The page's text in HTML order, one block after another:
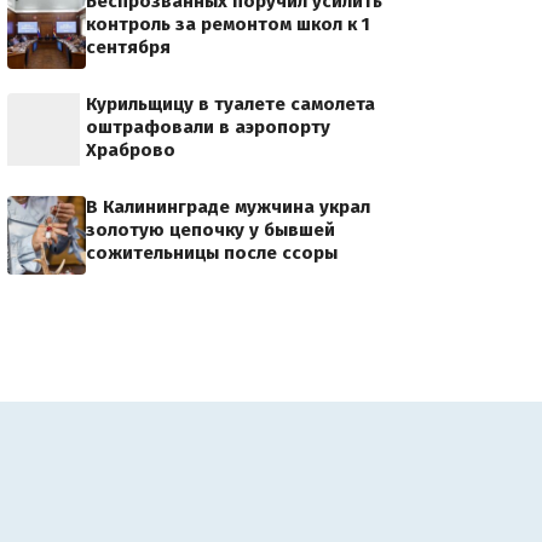
контроль за ремонтом школ к 1
сентября
Курильщицу в туалете самолета
оштрафовали в аэропорту
Храброво
В Калининграде мужчина украл
золотую цепочку у бывшей
сожительницы после ссоры